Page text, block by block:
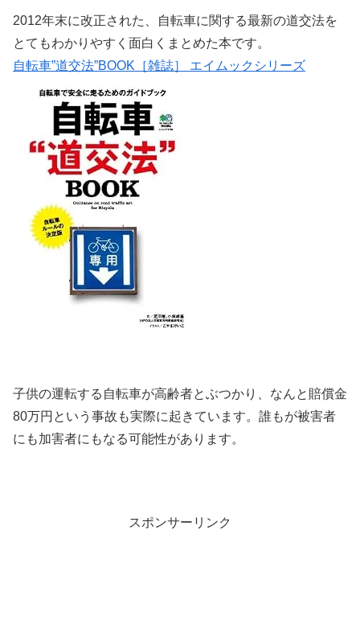
2012年末に改正された、自転車に関する最新の道交法を
とてもわかりやすく面白くまとめた本です。
自転車”道交法”BOOK［雑誌］ エイムックシリーズ
子供の運転する自転車が高齢者とぶつかり、なんと賠償金
80万円という事故も実際に起きています。誰もが被害者
にも加害者にもなる可能性があります。
スポンサーリンク